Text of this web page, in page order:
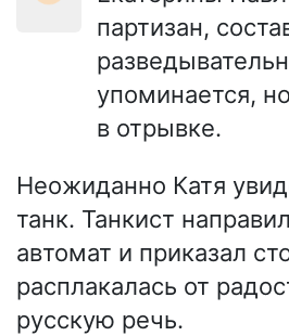
партизан,
упоминается,
в отрывке.
Неожиданно Катя
танк. Танкист
автомат и приказал
расплакалась от
русскую речь.